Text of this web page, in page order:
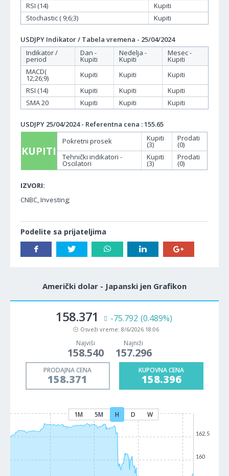
RSI (14)
Kupiti
Stochastic ( 9;6;3)
Kupiti
USDJPY Indikator / Tabela vremena - 25/04/2024
Indikator /
period
Dan -
Kupiti
Nedelja -
Kupiti
Mesec -
Kupiti
MACD(
12;26;9) Kupiti Kupiti
Kupiti
RSI (14)
Kupiti Kupiti
Kupiti
SMA 20
Kupiti Kupiti Kupiti
USDJPY 25/04/2024 - Referentna cena : 155.65
KUPITI
Pokretni prosek Kupiti
(3)
Prodati
(0)
Tehnički indikatori -
Oscilatori
Kupiti
(3)
Prodati
(0)
IZVORI:
CNBC, Investing;
Podelite sa prijateljima
Američki dolar - Japanski jen Grafikon
158.369 -75.591 (0.487%)
Osveži vreme: 8/6/2026 18:06
Najviši
158.540
Najniži
157.296
PRODAJNA CENA
158.369
KUPOVNA CENA
158.394
1M 5M H D W
160
162.5